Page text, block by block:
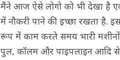
मैंने आज ऐसे लोगो को भी देखा है
में नौकरी पाने की इच्छा रखता है.
रूप में काम करते समय भारी
पुल, कॉलम और पाइपलाइन आदि से